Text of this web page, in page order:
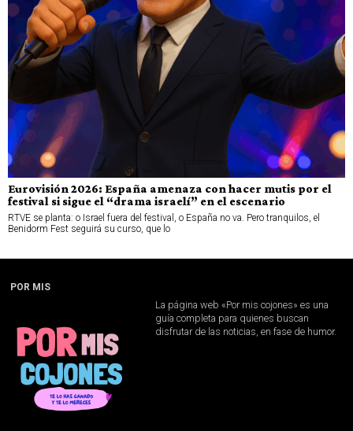
Eurovisión 2026: España amenaza con hacer mutis por el
festival si sigue el “drama israelí” en el escenario
RTVE se planta: o Israel fuera del festival, o España no va. Pero tranquilos, el
Benidorm Fest seguirá su curso, que lo
POR MIS
La página web «Por mis cojones» es una
guía completa para quienes buscan
disfrutar de las noticias, en fase de humor.